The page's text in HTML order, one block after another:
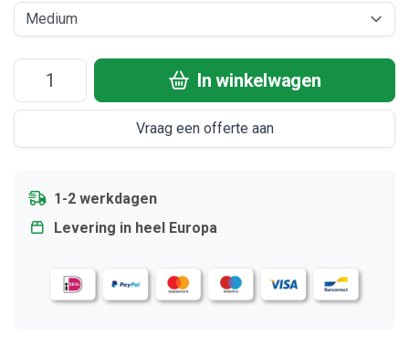
In winkelwagen
Vraag een offerte aan
1-2 werkdagen
Levering in heel Europa